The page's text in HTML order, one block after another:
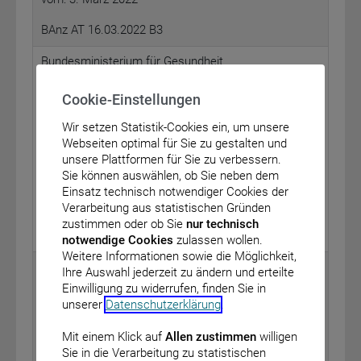
BAnz AT 16.03.2022 B3
Bundesministerium für Gesundheit
Bekanntmachung eines Beschlusses des
Gemeinsamen Bundesausschusses über eine
Änderung der Arzneimittel-Richtlinie: Anlage XII –
Nutzenbewertung von Arzneimitteln mit neuen
Wirkstoffen nach § 35a des Fünften Buches
Sozialgesetzbuch (SGB V) – Migalastat (neues
Anwendungsgebiet: Morbus Fabry, 12 bis<16 Jahre)
vom: 17. Februar 2022
BAnz AT 16.03.2022 B4
Bundesanstalt für Finanzdienstleistungsaufsicht
Bekanntmachung über die Übertragung eines
Versicherungsbestandes
vom: 2. März 2022
HDI Lebensversicherung AG, AXA
Cookie-Einstellungen
Wir setzen Statistik-Cookies ein, um unsere
Webseiten optimal für Sie zu gestalten und
unsere Plattformen für Sie zu verbessern.
Sie können auswählen, ob Sie neben dem
Einsatz technisch notwendiger Cookies der
Verarbeitung aus statistischen Gründen
zustimmen oder ob Sie nur technisch
notwendige Cookies zulassen wollen.
Weitere Informationen sowie die Möglichkeit,
Ihre Auswahl jederzeit zu ändern und erteilte
Einwilligung zu widerrufen, finden Sie in
unserer Datenschutzerklärung.
Mit einem Klick auf Allen zustimmenwilligen
Sie in die Verarbeitung zu statistischen